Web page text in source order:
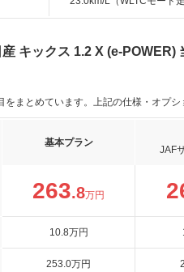
キックス 1.2 X (e-
まとめています。上記の仕様・オプシ
基本プラン
JAF
263.8万円
10.8万円
253.0万円